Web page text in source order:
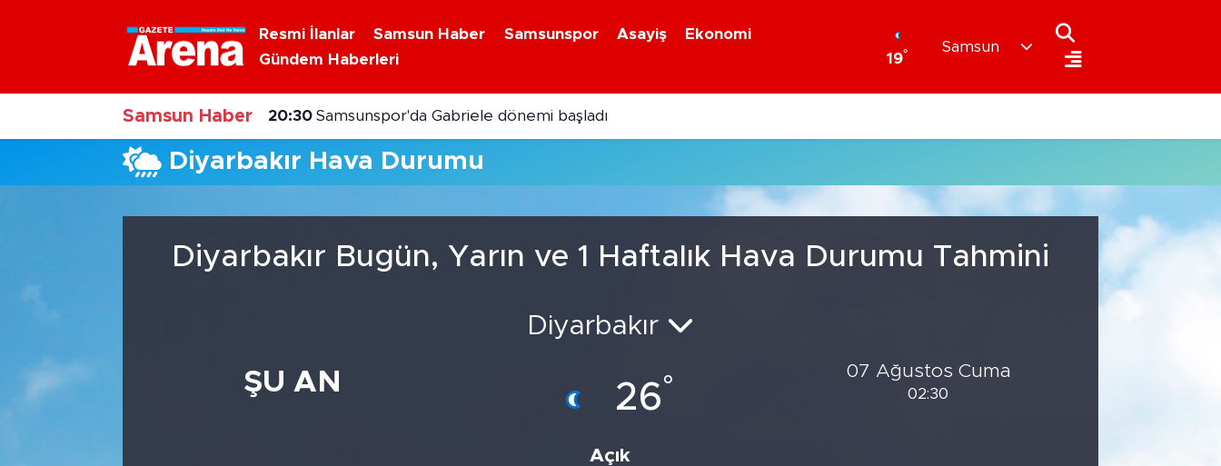
Resmi İlanlar Samsun Haber Samsunspor Asayiş
Ekonomi
Gündem Haberleri
19°
Samsun
Samsun Haber 20:30 Samsunspor'da Gabriele dönemi başladı
Diyarbakır Hava Durumu
Diyarbakır Bugün, Yarın ve 1 Haftalık Hava Durumu Tahmini
ŞU AN
Diyarbakır
26°
Açık
07 Ağustos Cuma
02:30
Nöbetçi Eczaneler
Hava Durumu
Samsun Namaz Vakitleri
Süper Lig Puan Durumu ve Fikstür
Haber Arşivi